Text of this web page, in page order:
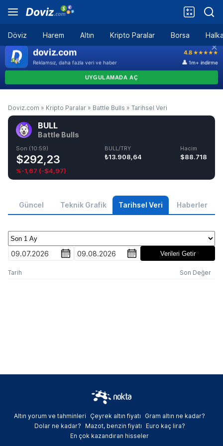
Döviz Harem Altın Kripto Paralar Borsa
Doviz.com » Kripto Paralar » Battle Bulls » Tarihsel Veri
BULL
Battle Bulls
Son (10:59)
$292,23
%-1,67 (-$4,97)
BULL/TRY
₺13.908,64
Hacim
$88.718
Güncel Teknik Grafik Tarihsel Veri Haberler
09.07.2026 09.08.2026 Verileri Getir
Tarih Son Değer
Altın yorum ve tahminleri Çeyrek altın fiyatı
Gram altın ne kadar?
Dolar ne kadar?
Mazot, benzin fiyatı
Euro kaç lira?
En çok kazandıran hisseler